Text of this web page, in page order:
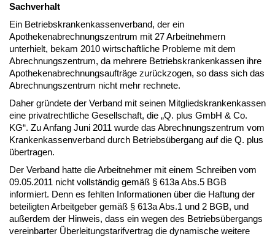
Sachverhalt
Ein Betriebskrankenkassenverband, der ein
Apothekenabrechnungszentrum mit 27 Arbeitnehmern
unterhielt, bekam 2010 wirtschaftliche Probleme mit dem
Abrechnungszentrum, da mehrere Betriebskrankenkassen ihre
Apothekenabrechnungsaufträge zurückzogen, so dass sich das
Abrechnungszentrum nicht mehr rechnete.
Daher gründete der Verband mit seinen Mitgliedskrankenkassen
eine privatrechtliche Gesellschaft, die „Q. plus GmbH & Co.
KG“. Zu Anfang Juni 2011 wurde das Abrechnungszentrum vom
Krankenkassenverband durch Betriebsübergang auf die Q. plus
übertragen.
Der Verband hatte die Arbeitnehmer mit einem Schreiben vom
09.05.2011 nicht vollständig gemäß § 613a Abs.5 BGB
informiert. Denn es fehlten Informationen über die Haftung der
beteiligten Arbeitgeber gemäß § 613a Abs.1 und 2 BGB, und
außerdem der Hinweis, dass ein wegen des Betriebsübergangs
vereinbarter Überleitungstarifvertrag die dynamische weitere